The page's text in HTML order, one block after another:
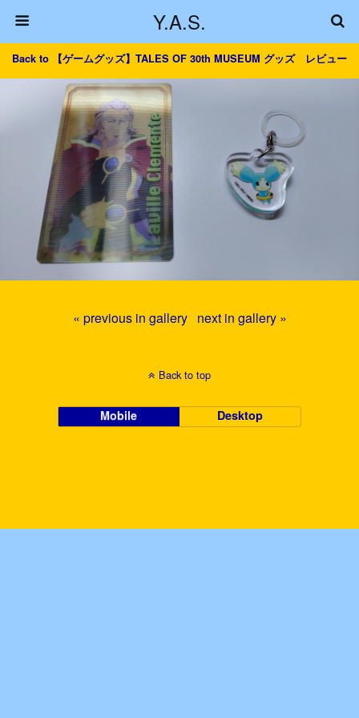
Y.A.S.
Back to 【ゲームグッズ】TALES OF 30th MUSEUM グッズ レビュー
« previous in gallery next in gallery »
Back to top
Mobile Desktop